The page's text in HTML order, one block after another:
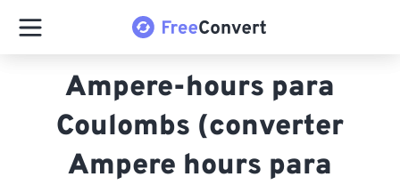
Ampere-hours para
Coulombs (converter
Ampere hours para